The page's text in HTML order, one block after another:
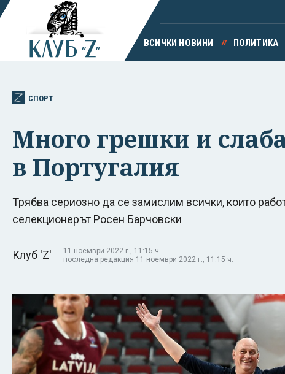
ВСИЧКИ НОВИНИ ПОЛИТИКА
СПОРТ
Много грешки и
в Португалия
Трябва сериозно да се замислим всички, които
селекционерът Росен Барчовски
Клуб 'Z'
11 ноември 2022 г., 11:15 ч.
последна редакция 11 ноември 2022 г., 11:15 ч.